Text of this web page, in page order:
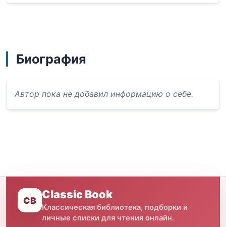
Биография
Автор пока не добавил информацию о себе.
CB Classic Book
Классическая библиотека, подборки и
личные списки для чтения онлайн.